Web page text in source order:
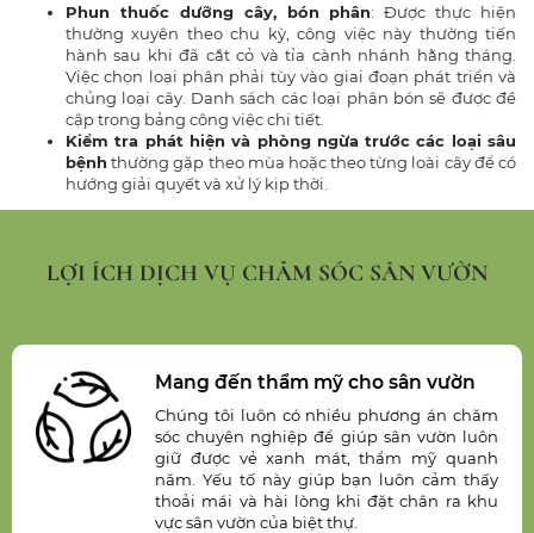
Phun thuốc dưỡng cây, bón phân: Được thực hiện
thường xuyên theo chu kỳ, công việc này thường tiến
hành sau khi đã cắt cỏ và tỉa cành nhánh hằng tháng.
Việc chọn loại phân phải tùy vào giai đoạn phát triển và
chủng loại cây. Danh sách các loại phân bón sẽ được đề
cập trong bảng công việc chi tiết.
Kiểm tra phát hiện và phòng ngừa trước các loại sâu
bệnh thường gặp theo mùa hoặc theo từng loài cây để có
hướng giải quyết và xử lý kịp thời.
LỢI ÍCH DỊCH VỤ CHĂM SÓC SÂN VƯỜN
Tuổi thọ sân vườn ổn định
Dưới bàn tay chăm sóc của đội ngũ nhân
viên giàu kinh nghiệm của chúng tôi, sân
vườn nhà bạn sẽ không bao giờ có sự héo
úa hay tàn lụi. Đặc biệt, cây trồng sẽ được
chăm sóc để luôn có sự phát triển tốt, nhất
là những cây cảnh quý hiếm.